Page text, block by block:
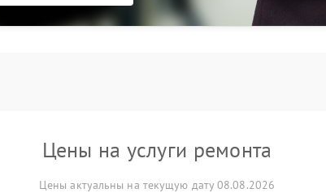
Цены на услуги ремонта
Цены актуальны на текущую дату 08.08.2026